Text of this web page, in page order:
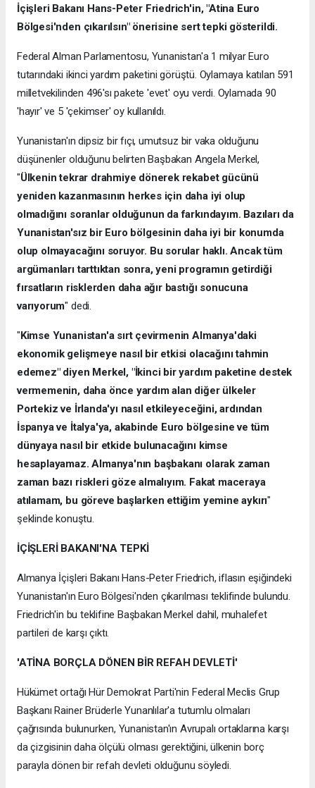
İçişleri Bakanı Hans-Peter Friedrich'in, "Atina Euro
Bölgesi'nden çıkarılsın" önerisine sert tepki gösterildi.
Federal Alman Parlamentosu, Yunanistan'a 1 milyar Euro
tutarındaki ikinci yardım paketini görüştü. Oylamaya katılan 591
milletvekilinden 496'sı pakete 'evet' oyu verdi. Oylamada 90
'hayır' ve 5 'çekimser' oy kullanıldı.
Yunanistan'ın dipsiz bir fıçı, umutsuz bir vaka olduğunu
düşünenler olduğunu belirten Başbakan Angela Merkel,
"Ülkenin tekrar drahmiye dönerek rekabet gücünü
yeniden kazanmasının herkes için daha iyi olup
olmadığını soranlar olduğunun da farkındayım. Bazıları da
Yunanistan'sız bir Euro bölgesinin daha iyi bir konumda
olup olmayacağını soruyor. Bu sorular haklı. Ancak tüm
argümanları tarttıktan sonra, yeni programın getirdiği
fırsatların risklerden daha ağır bastığı sonucuna
varıyorum" dedi.
" Kimse Yunanistan'a sırt çevirmenin Almanya'daki
ekonomik gelişmeye nasıl bir etkisi olacağını tahmin
edemez" diyen Merkel, "İkinci bir yardım paketine destek
vermemenin, daha önce yardım alan diğer ülkeler
Portekiz ve İrlanda'yı nasıl etkileyeceğini, ardından
İspanya ve İtalya'ya, akabinde Euro bölgesine ve tüm
dünyaya nasıl bir etkide bulunacağını kimse
hesaplayamaz. Almanya'nın başbakanı olarak zaman
zaman bazı riskleri göze almalıyım. Fakat maceraya
atılamam, bu göreve başlarken ettiğim yemine aykırı"
şeklinde konuştu.
İÇİŞLERİ BAKANI'NA TEPKİ
Almanya İçişleri Bakanı Hans-Peter Friedrich, iflasın eşiğindeki
Yunanistan'ın Euro Bölgesi'nden çıkarılması teklifinde bulundu.
Friedrich'in bu teklifine Başbakan Merkel dahil, muhalefet
partileri de karşı çıktı.
'ATİNA BORÇLA DÖNEN BİR REFAH DEVLETİ'
Hükümet ortağı Hür Demokrat Parti'nin Federal Meclis Grup
Başkanı Rainer Brüderle Yunanlılar'a tutumlu olmaları
çağrısında bulunurken, Yunanistan'ın Avrupalı ortaklarına karşı
da çizgisinin daha ölçülü olması gerektiğini, ülkenin borç
parayla dönen bir refah devleti olduğunu söyledi.